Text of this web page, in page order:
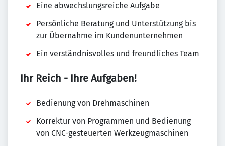
Eine abwechslungsreiche Aufgabe
Persönliche Beratung und Unterstützung bis
zur Übernahme im Kundenunternehmen
Ein verständnisvolles und freundliches Team
Ihr Reich - Ihre Aufgaben!
Bedienung von Drehmaschinen
Korrektur von Programmen und Bedienung
von CNC-gesteuerten Werkzeugmaschinen